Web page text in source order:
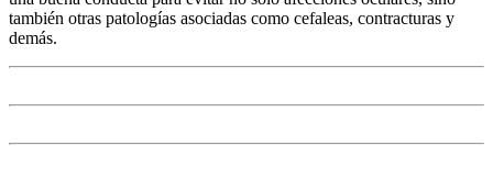
también otras patologías asociadas como cefaleas, contracturas y
demás.